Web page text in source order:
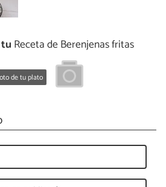
Receta de Berenjenas fritas
de tu plato